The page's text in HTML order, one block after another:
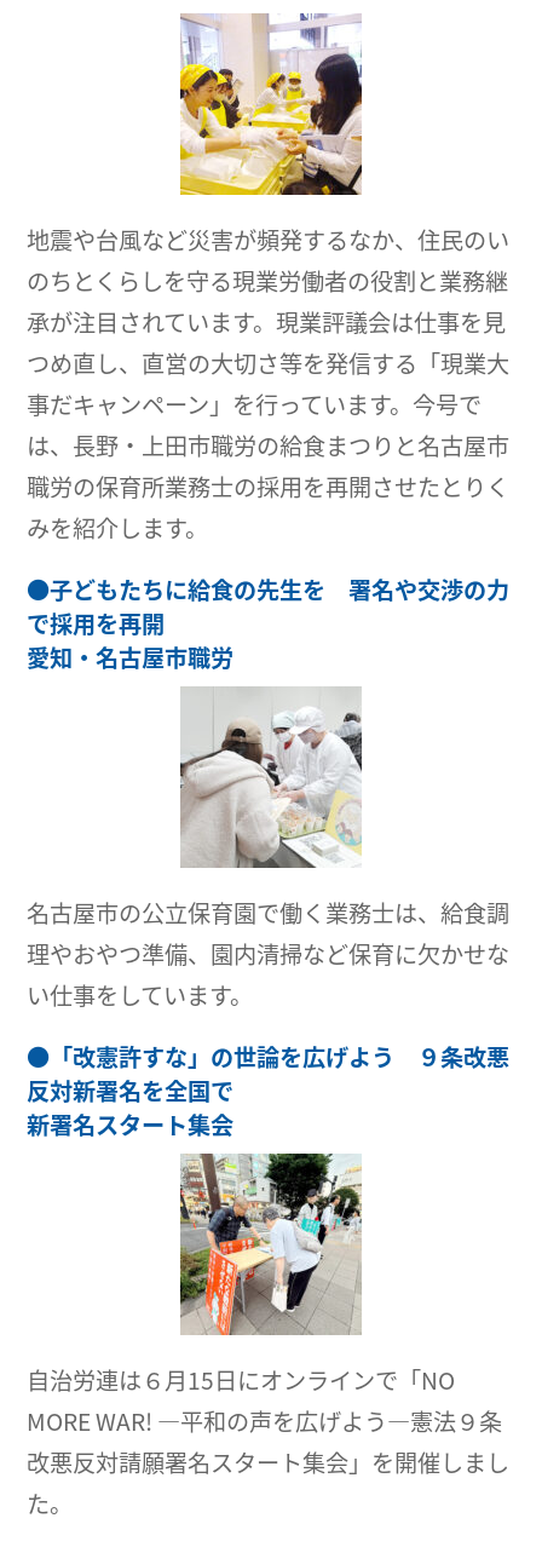
地震や台風など災害が頻発するなか、住民のい
のちとくらしを守る現業労働者の役割と業務継
承が注目されています。現業評議会は仕事を見
つめ直し、直営の大切さ等を発信する「現業大
事だキャンペーン」を行っています。今号で
は、長野・上田市職労の給食まつりと名古屋市
職労の保育所業務士の採用を再開させたとりく
みを紹介します。
●子どもたちに給食の先生を 署名や交渉の力
で採用を再開
愛知・名古屋市職労
名古屋市の公立保育園で働く業務士は、給食調
理やおやつ準備、園内清掃など保育に欠かせな
い仕事をしています。
● 「改憲許すな」の世論を広げよう ９条改悪
反対新署名を全国で
新署名スタート集会
自治労連は６月15日にオンラインで「NO
MORE WAR! ―平和の声を広げよう―憲法９条
改悪反対請願署名スタート集会」を開催しまし
た。